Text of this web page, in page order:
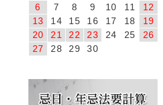
6
7 8 9 10 11
12
13
14 15 16 17 18
19
20
21 22 23 24 25
26
27
28 29 30